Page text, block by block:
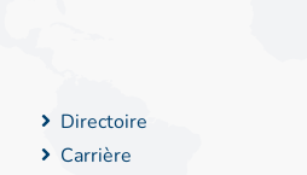
Directoire
Carrière